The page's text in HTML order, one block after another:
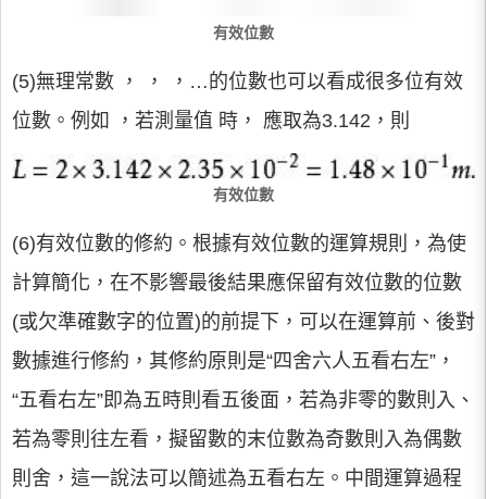
有效位數
(5)無理常數 ， ， ，…的位數也可以看成很多位有效
位數。例如 ，若測量值 時， 應取為3.142，則
有效位數
(6)有效位數的修約。根據有效位數的運算規則，為使
計算簡化，在不影響最後結果應保留有效位數的位數
(或欠準確數字的位置)的前提下，可以在運算前、後對
數據進行修約，其修約原則是“四舍六人五看右左”，
“五看右左”即為五時則看五後面，若為非零的數則入、
若為零則往左看，擬留數的末位數為奇數則入為偶數
則舍，這一說法可以簡述為五看右左。中間運算過程